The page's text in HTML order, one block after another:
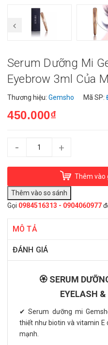
Serum Dưỡng Mi
Eyebrow 3ml Của
Thương hiệu: Gemsho Mã SP:
450.000₫
- +
Thêm vào
Gọi 0984516313 - 0904060977
MÔ TẢ
ĐÁNH GIÁ
🏵️ SERUM
EYELASH
✔ Serum dưỡng mi
thiết như biotin và vitamin
mạnh.